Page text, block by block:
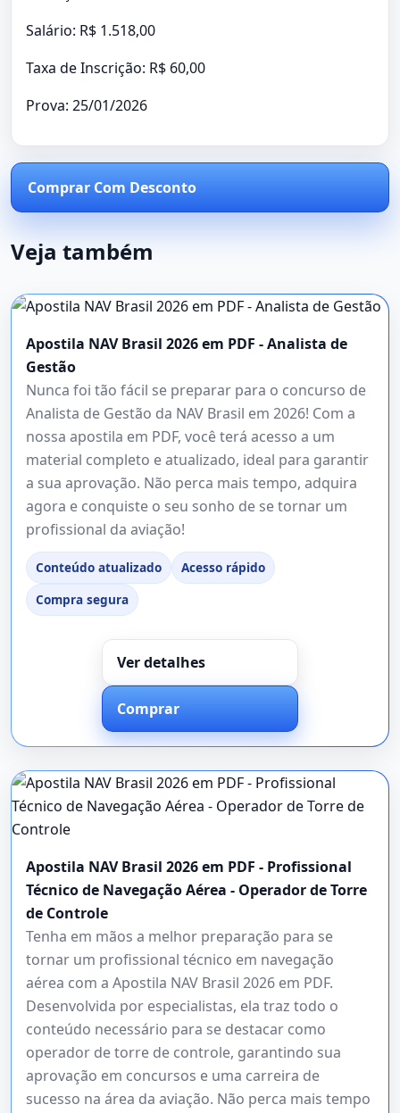
Salário: R$ 1.518,00
Taxa de Inscrição: R$ 60,00
Prova: 25/01/2026
Comprar Com Desconto
Veja também
Apostila NAV Brasil 2026 em PDF - Analista de
Gestão
Nunca foi tão fácil se preparar para o concurso de
Analista de Gestão da NAV Brasil em 2026! Com a
nossa apostila em PDF, você terá acesso a um
material completo e atualizado, ideal para garantir
a sua aprovação. Não perca mais tempo, adquira
agora e conquiste o seu sonho de se tornar um
profissional da aviação!
Conteúdo atualizado
Acesso rápido
Compra segura
Ver detalhes
Comprar
Apostila NAV Brasil 2026 em PDF - Profissional
Técnico de Navegação Aérea - Operador de Torre
de Controle
Tenha em mãos a melhor preparação para se
tornar um profissional técnico em navegação
aérea com a Apostila NAV Brasil 2026 em PDF.
Desenvolvida por especialistas, ela traz todo o
conteúdo necessário para se destacar como
operador de torre de controle, garantindo sua
aprovação em concursos e uma carreira de
sucesso na área da aviação. Não perca mais tempo